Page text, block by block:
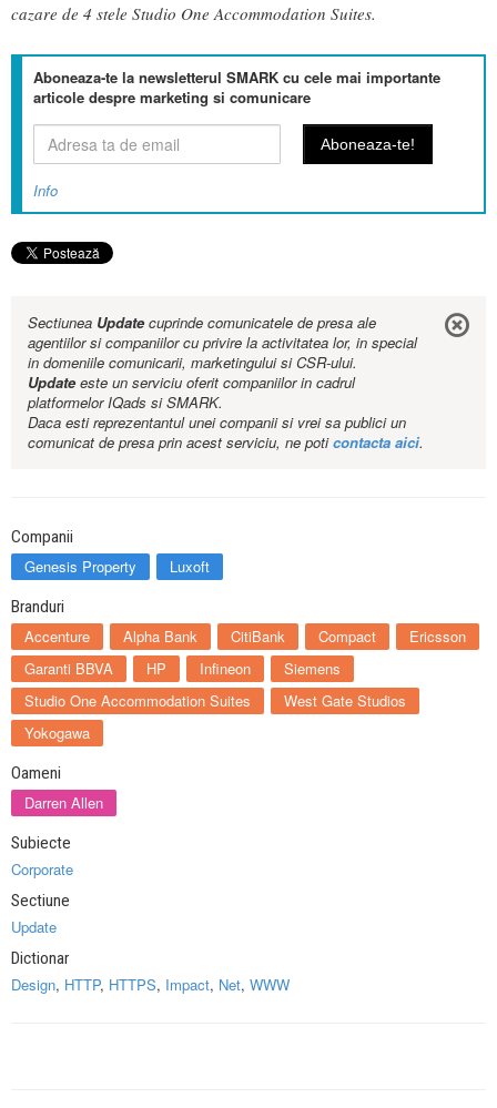
cazare de 4 stele Studio One Accommodation Suites.
Aboneaza-te la newsletterul SMARK cu cele mai importante
articole despre marketing si comunicare
Info
Sectiunea Updatecuprinde comunicatele de presa ale
agentiilor si companiilor cu privire la activitatea lor, in special
in domeniile comunicarii, marketingului si CSR-ului.
Updateeste un serviciu oferit companiilor in cadrul
platformelor IQads si SMARK.
Daca esti reprezentantul unei companii si vrei sa publici un
comunicat de presa prin acest serviciu, ne poticontacta aici.
Companii
Genesis Property Luxoft
Branduri
Accenture Alpha Bank CitiBank Compact
Ericsson
Garanti BBVA
HP Infineon
Siemens
Studio One Accommodation Suites
West Gate Studios
Yokogawa
Oameni
Darren Allen
Subiecte
Corporate
Sectiune
Update
Dictionar
Design, HTTP, HTTPS, Impact, Net, WWW